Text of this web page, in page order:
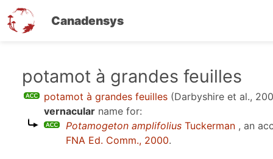
Canadensys
potamot à grandes feuilles
potamot à grandes feuilles (Darbyshire et al.,
vernacular name for:
Potamogeton amplifolius Tuckerman , an
FNA Ed. Comm., 2000.